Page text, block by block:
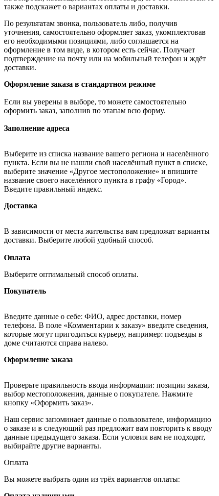
также подскажет о вариантах оплаты и доставки.
По результатам звонка, пользователь либо, получив
уточнения, самостоятельно оформляет заказ, укомплектовав
его необходимыми позициями, либо соглашается на
оформление в том виде, в котором есть сейчас. Получает
подтверждение на почту или на мобильный телефон и ждёт
доставки.
Оформление заказа в стандартном режиме
Если вы уверены в выборе, то можете самостоятельно
оформить заказ, заполнив по этапам всю форму.
Заполнение адреса
Выберите из списка название вашего региона и населённого
пункта. Если вы не нашли свой населённый пункт в списке,
выберите значение «Другое местоположение» и впишите
название своего населённого пункта в графу «Город».
Введите правильный индекс.
Доставка
В зависимости от места жительства вам предложат варианты
доставки. Выберите любой удобный способ.
Оплата
Выберите оптимальный способ оплаты.
Покупатель
Введите данные о себе: ФИО, адрес доставки, номер
телефона. В поле «Комментарии к заказу» введите сведения,
которые могут пригодиться курьеру, например: подъезды в
доме считаются справа налево.
Оформление заказа
Проверьте правильность ввода информации: позиции заказа,
выбор местоположения, данные о покупателе. Нажмите
кнопку «Оформить заказ».
Наш сервис запоминает данные о пользователе, информацию
о заказе и в следующий раз предложит вам повторить к вводу
данные предыдущего заказа. Если условия вам не подходят,
выбирайте другие варианты.
Оплата
Вы можете выбрать один из трёх вариантов оплаты: